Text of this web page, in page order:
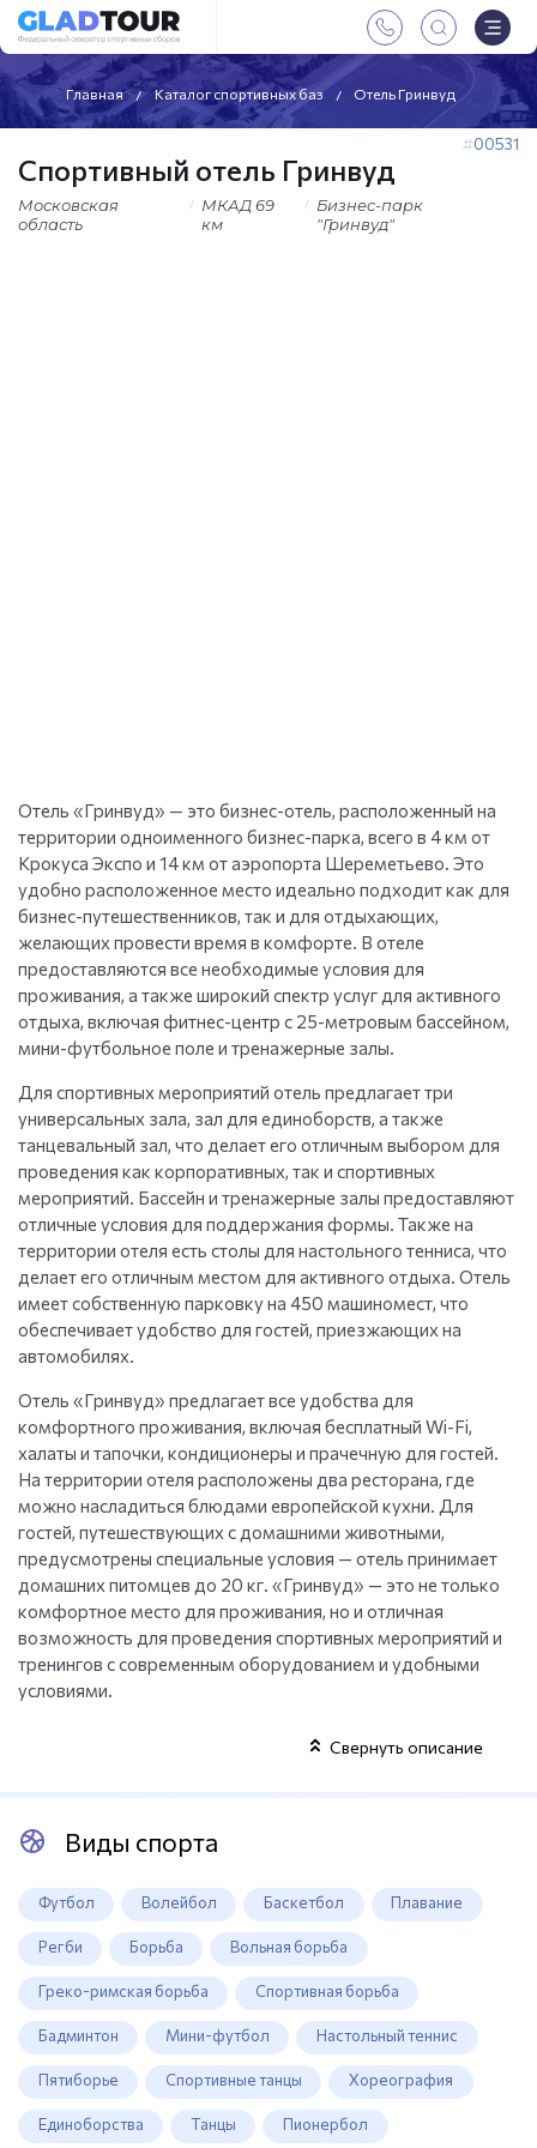
Главная Каталог спортивных баз Отель Гринвуд
00531
Спортивный отель Гринвуд
Московская
область
МКАД 69
км
Бизнес-парк
"Гринвуд"
Отель «Гринвуд» — это бизнес-отель, расположенный на
территории одноименного бизнес-парка, всего в 4 км от
Крокуса Экспо и 14 км от аэропорта Шереметьево. Это
удобно расположенное место идеально подходит как для
бизнес-путешественников, так и для отдыхающих,
желающих провести время в комфорте. В отеле
предоставляются все необходимые условия для
проживания, а также широкий спектр услуг для активного
отдыха, включая фитнес-центр с 25-метровым бассейном,
мини-футбольное поле и тренажерные залы.
Для спортивных мероприятий отель предлагает три
универсальных зала, зал для единоборств, а также
танцевальный зал, что делает его отличным выбором для
проведения как корпоративных, так и спортивных
мероприятий. Бассейн и тренажерные залы предоставляют
отличные условия для поддержания формы. Также на
территории отеля есть столы для настольного тенниса, что
делает его отличным местом для активного отдыха. Отель
имеет собственную парковку на 450 машиномест, что
обеспечивает удобство для гостей, приезжающих на
автомобилях.
Отель «Гринвуд» предлагает все удобства для
комфортного проживания, включая бесплатный Wi-Fi,
халаты и тапочки, кондиционеры и прачечную для гостей.
На территории отеля расположены два ресторана, где
можно насладиться блюдами европейской кухни. Для
гостей, путешествующих с домашними животными,
предусмотрены специальные условия — отель принимает
домашних питомцев до 20 кг. «Гринвуд» — это не только
комфортное место для проживания, но и отличная
возможность для проведения спортивных мероприятий и
тренингов с современным оборудованием и удобными
условиями.
Свернуть описание
Виды спорта
Футбол Волейбол Баскетбол Плавание
Регби Борьба Вольная борьба
Греко-римская борьба Спортивная борьба
Бадминтон Мини-футбол Настольный теннис
Пятиборье Спортивные танцы Хореография
Единоборства Танцы Пионербол